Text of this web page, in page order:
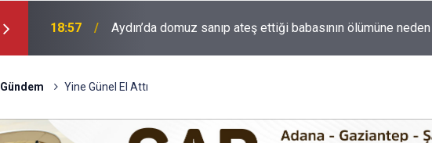
18:13 Yeni Parti'nin Aydın kurucu yönetimi belli oldu
Gündem Yine Günel El Attı